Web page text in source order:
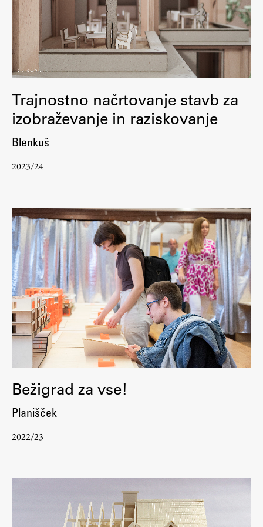
Trajnostno načrtovanje stavb za
izobraževanje in raziskovanje
Blenkuš
2023/24
Bežigrad za vse!
Planišček
2022/23